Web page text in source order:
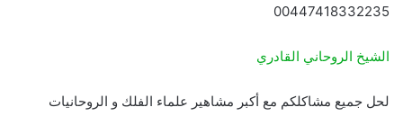
00447418332235
الشيخ الروحاني القادري
لحل جميع مشاكلكم مع أكبر مشاهير علماء الفلك و الروحانيات